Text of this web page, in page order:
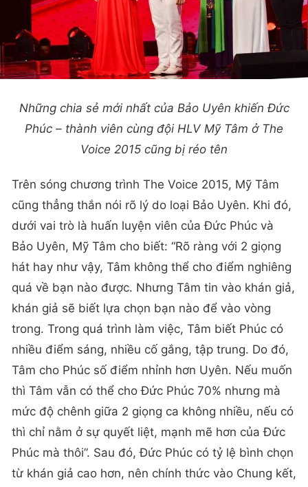
Những chia sẻ mới nhất của Bảo Uyên khiến Đức
Phúc – thành viên cùng đội HLV Mỹ Tâm ở The
Voice 2015 cũng bị réo tên
Trên sóng chương trình The Voice 2015, Mỹ Tâm
cũng thẳng thắn nói rõ lý do loại Bảo Uyên. Khi đó,
dưới vai trò là huấn luyện viên của Đức Phúc và
Bảo Uyên, Mỹ Tâm cho biết: “Rõ ràng với 2 giọng
hát hay như vậy, Tâm không thể cho điểm nghiêng
quá về bạn nào được. Nhưng Tâm tin vào khán giả,
khán giả sẽ biết lựa chọn bạn nào để vào vòng
trong. Trong quá trình làm việc, Tâm biết Phúc có
nhiều điểm sáng, nhiều cố gắng, tập trung. Do đó,
Tâm cho Phúc số điểm nhỉnh hơn Uyên. Nếu muốn
thì Tâm vẫn có thể cho Đức Phúc 70% nhưng mà
mức độ chênh giữa 2 giọng ca không nhiều, nếu có
thì chỉ nằm ở sự quyết liệt, mạnh mẽ hơn của Đức
Phúc mà thôi”. Sau đó, Đức Phúc có tỷ lệ bình chọn
từ khán giả cao hơn, nên chính thức vào Chung kết,